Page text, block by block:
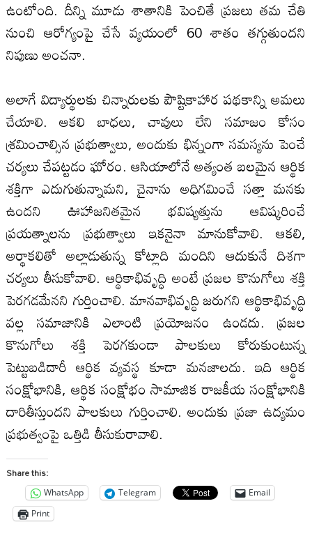
ఉంటోంది. దీన్ని మూడు శాతానికి పెంచితే ప్రజలు తమ చేతి
నుంచి ఆరోగ్యంపై చేసే వ్యయంలో 60 శాతం తగ్గుతుందని
నిపుణు అంచనా.
అలాగే విద్యార్థుల‌కు చిన్నారుల‌కు పౌష్టికాహార పథకాన్ని అమ‌లు
చేయాలి. ఆకలి బాధలు, చావులు లేని సమాజం కోసం
శ్రమించాల్సిన ప్రభుత్వాలు, అందుకు భిన్నంగా సమస్యను పెంచే
చర్యలు చేపట్టడం ఘోరం. ఆసియాలోనే అత్యంత బల‌మైన ఆర్థిక
శక్తిగా ఎదుగుతున్నామని, చైనాను అధిగమించే సత్తా మనకు
ఉందని ఊహాజనితమైన భవిష్యత్తును ఆవిష్కరించే
ప్రయత్నాల‌ను ప్రభుత్వాలు ఇకనైనా మానుకోవాలి. ఆకలి,
అర్థాకలితో అల్లాడుతున్న కోట్లాది మందిని ఆదుకునే దిశగా
చర్యలు తీసుకోవాలి. ఆర్థికాభివృద్ధి అంటే ప్రజల‌ కొనుగోలు శక్తి
పెరగడమేనని గుర్తించాలి. మానవాభివృద్ధి జరుగని ఆర్థికాభివృద్ధి
వ‌ల్ల‌ సమాజానికి ఎలాంటి ప్రయోజనం ఉండ‌దు. ప్రజల
కొనుగోలు శక్తి పెరగకుండా పాల‌కులు కోరుకుంటున్న
పెట్టుబడిదారీ ఆర్థిక వ్యవస్థ కూడా మనజాలదు. ఇది ఆర్థిక
సంక్షోభానికి, ఆర్థిక సంక్షోభం సామాజిక రాజకీయ సంక్షోభానికి
దారితీస్తుందని పాల‌కులు గుర్తించాలి. అందుకు ప్రజా ఉద్యమం
ప్రభుత్వంపై ఒత్తిడి తీసుకురావాలి.
Share this:
WhatsApp Telegram
Email
Print